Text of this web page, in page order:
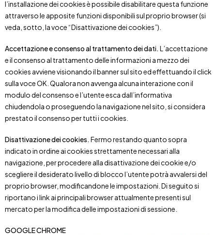
l’installazione dei cookies è possibile disabilitare questa funzione
attraverso le apposite funzioni disponibili sul proprio browser (si
veda, sotto, la voce “Disattivazione dei cookies”).
Accettazione e consenso al trattamento dei dati. L’accettazione
e il consenso al trattamento delle informazioni a mezzo dei
cookies avviene visionando il banner sul sito ed effettuando il click
sulla voce OK. Qualora non avvenga alcuna interazione con il
modulo del consenso e l’utente esca dall’informativa
chiudendola o proseguendo la navigazione nel sito, si considera
prestato il consenso per tutti i cookies.
Disattivazione dei cookies. Fermo restando quanto sopra
indicato in ordine ai cookies strettamente necessari alla
navigazione, per procedere alla disattivazione dei cookie e/o
scegliere il desiderato livello di blocco l’utente potrà avvalersi del
proprio browser, modificandone le impostazioni. Di seguito si
riportano i link ai principali browser attualmente presenti sul
mercato per la modifica delle impostazioni di sessione.
GOOGLE CHROME